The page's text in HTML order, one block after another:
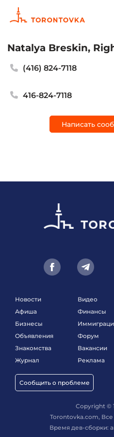
Natalya Breskin,
(416) 824-7118
416-824-7118
Написать
Новости
Афиша
Бизнесы
Объявления
Знакомства
Журнал
Сообщить о проблеме
Видео
Финансы
Форум
Вакансии
Реклама
Copyright ©
Torontovka.com,
Время дев-сборки: